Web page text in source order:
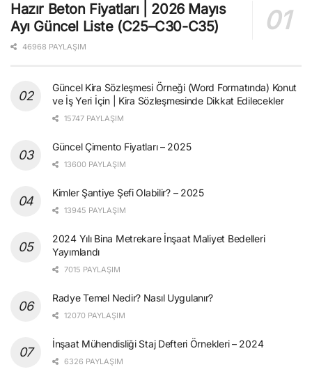
Hazır Beton Fiyatları | 2026 Mayıs
Ayı Güncel Liste (C25–C30-C35)
46968 PAYLAŞIM
Güncel Kira Sözleşmesi Örneği (Word Formatında) Konut
ve İş Yeri İçin | Kira Sözleşmesinde Dikkat Edilecekler
15747 PAYLAŞIM
Güncel Çimento Fiyatları – 2025
13600 PAYLAŞIM
Kimler Şantiye Şefi Olabilir? – 2025
13945 PAYLAŞIM
2024 Yılı Bina Metrekare İnşaat Maliyet Bedelleri
Yayımlandı
7015 PAYLAŞIM
Radye Temel Nedir? Nasıl Uygulanır?
12070 PAYLAŞIM
İnşaat Mühendisliği Staj Defteri Örnekleri – 2024
6326 PAYLAŞIM